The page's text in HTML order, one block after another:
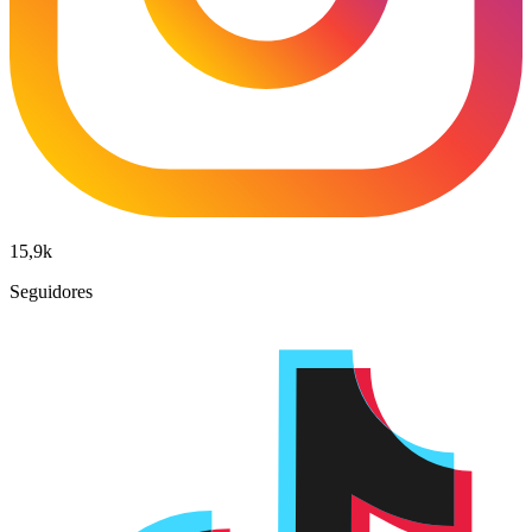
15,9k
Seguidores